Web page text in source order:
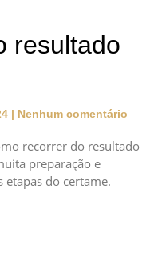
resultado
Nenhum comentário
recorrer do resultado
preparação e
etapas do certame.